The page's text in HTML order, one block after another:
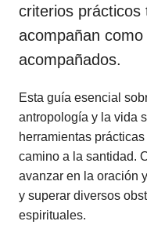
criterios prácticos
acompañan
acompañados.
Esta guía esencial
antropología y la vida
herramientas
camino a la santidad.
avanzar en la oración
y superar diversos
espirituales.